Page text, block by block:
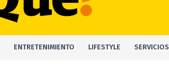
ENTRETENIMIENTO LIFESTYLE SERVICIOS